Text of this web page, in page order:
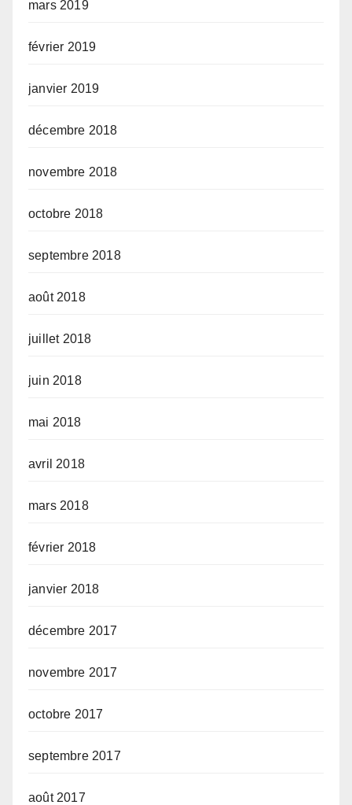
mars 2019
février 2019
janvier 2019
décembre 2018
novembre 2018
octobre 2018
septembre 2018
août 2018
juillet 2018
juin 2018
mai 2018
avril 2018
mars 2018
février 2018
janvier 2018
décembre 2017
novembre 2017
octobre 2017
septembre 2017
août 2017